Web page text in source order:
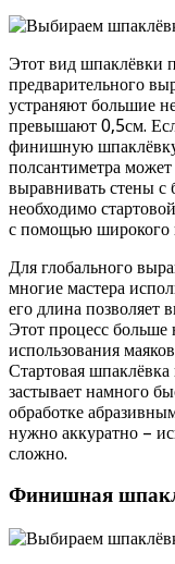
Этот вид шпаклёвки
предварительного
устраняют большие
превышают 0,5см.
финишную
полсантиметра может
выравнивать стены
необходимо
с помощью широкого
Для глобального
многие мастера
его длина позволяет
Этот процесс больше
использования
Стартовая шпаклёвка
застывает намного
обработке
нужно аккуратно –
сложно.
Финишная